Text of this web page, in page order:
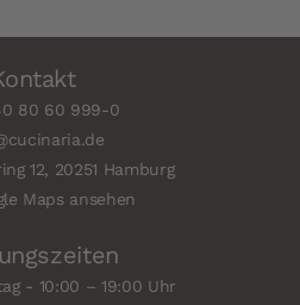
80 60 999-0
12, 20251 Hamburg
Maps ansehen
- 10:00 – 19:00 Uhr